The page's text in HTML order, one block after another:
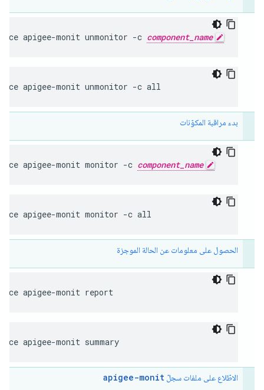
apigee-monit unmonitor -c component_name
apigee-monit unmonitor -c all
بدء مراقبة المكوّنات
apigee-monit monitor -c component_name
apigee-monit monitor -c all
الحصول على معلومات عن الحالة الموجزة
apigee-monit report
apigee-monit summary
الاطّلاع على ملفات سجلّ apigee-monit